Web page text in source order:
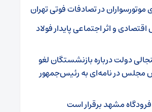
موتورسواران در تصادفات فوتی تهران
و اثر اجتماعی پایدار فولاد
دولت درباره بازنشستگان لغو
در نامه‌ای به رئیس‌جمهور
مشهد برقرار است